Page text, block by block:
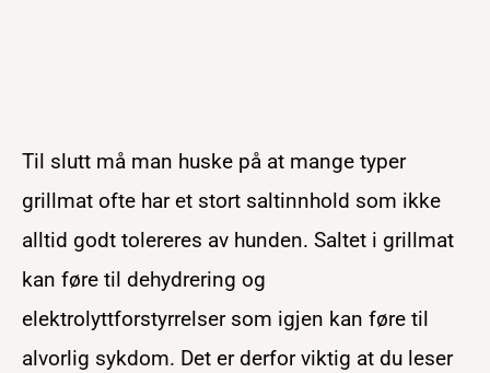
Til slutt må man huske på at mange typer
grillmat ofte har et stort saltinnhold som ikke
alltid godt tolereres av hunden. Saltet i grillmat
kan føre til dehydrering og
elektrolyttforstyrrelser som igjen kan føre til
alvorlig sykdom. Det er derfor viktig at du leser